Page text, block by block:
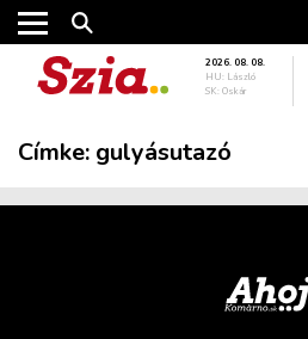
PODCAST
MIX
2026. 08. 08.
HU: László
SK: Oskár
Címke: gulyásutazó